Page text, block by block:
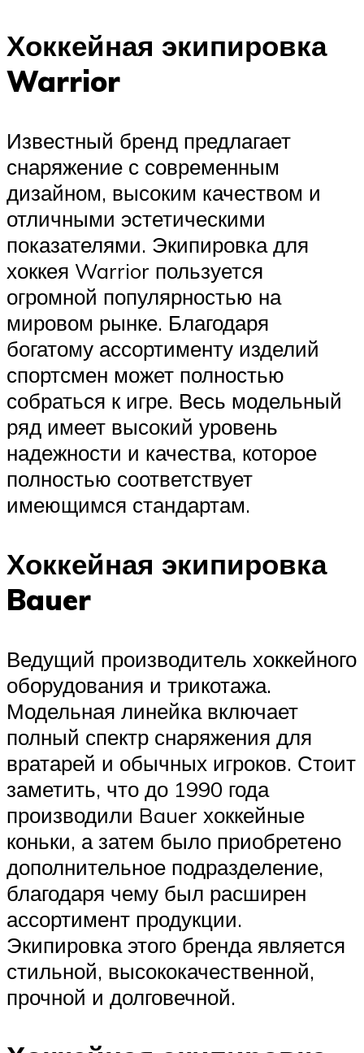
Хоккейная экипировка
Warrior
Известный бренд предлагает
снаряжение с современным
дизайном, высоким качеством и
отличными эстетическими
показателями. Экипировка для
хоккея Warrior пользуется
огромной популярностью на
мировом рынке. Благодаря
богатому ассортименту изделий
спортсмен может полностью
собраться к игре. Весь модельный
ряд имеет высокий уровень
надежности и качества, которое
полностью соответствует
имеющимся стандартам.
Хоккейная экипировка
Bauer
Ведущий производитель хоккейного
оборудования и трикотажа.
Модельная линейка включает
полный спектр снаряжения для
вратарей и обычных игроков. Стоит
заметить, что до 1990 года
производили Bauer хоккейные
коньки, а затем было приобретено
дополнительное подразделение,
благодаря чему был расширен
ассортимент продукции.
Экипировка этого бренда является
стильной, высококачественной,
прочной и долговечной.